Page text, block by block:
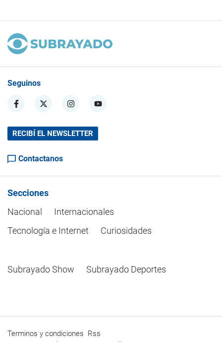
Seguinos
RECIBÍ EL NEWSLETTER
Contactanos
Secciones
Nacional
Internacionales
Tecnología e Internet
Curiosidades
Subrayado Show Subrayado Deportes
Terminos y condiciones Rss